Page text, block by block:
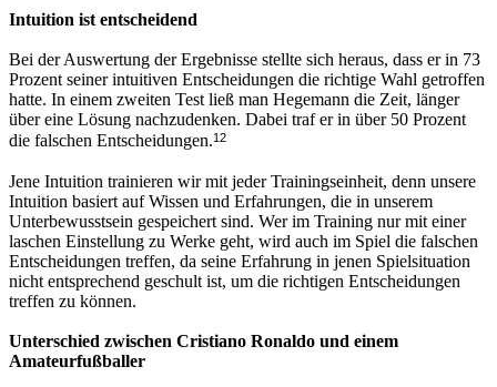
Intuition ist entscheidend
Bei der Auswertung der Ergebnisse stellte sich heraus, dass er in 73
Prozent seiner intuitiven Entscheidungen die richtige Wahl getroffen
hatte. In einem zweiten Test ließ man Hegemann die Zeit, länger
über eine Lösung nachzudenken. Dabei traf er in über 50 Prozent
die falschen Entscheidungen.12
Jene Intuition trainieren wir mit jeder Trainingseinheit, denn unsere
Intuition basiert auf Wissen und Erfahrungen, die in unserem
Unterbewusstsein gespeichert sind. Wer im Training nur mit einer
laschen Einstellung zu Werke geht, wird auch im Spiel die falschen
Entscheidungen treffen, da seine Erfahrung in jenen Spielsituation
nicht entsprechend geschult ist, um die richtigen Entscheidungen
treffen zu können.
Unterschied zwischen Cristiano Ronaldo und einem
Amateurfußballer